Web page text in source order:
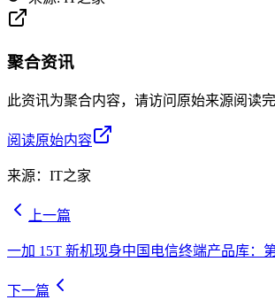
聚合资讯
此资讯为聚合内容，请访问原始来源阅读
阅读原始内容
来源： IT之家
上一篇
一加 15T 新机现身中国电信终端产品库：
下一篇